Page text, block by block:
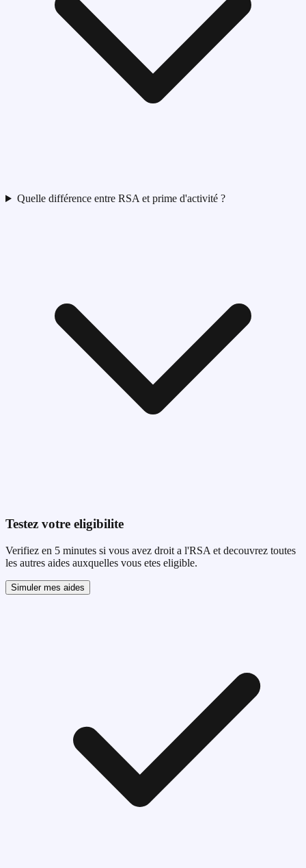
Quelle différence entre RSA et prime d'activité ?
Testez votre eligibilite
Verifiez en 5 minutes si vous avez droit a l'RSA et decouvrez toutes
les autres aides auxquelles vous etes eligible.
Simuler mes aides